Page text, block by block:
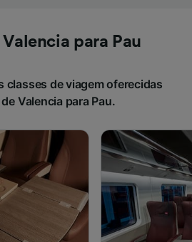
para Pau
classes de viagem oferecidas
Valencia para Pau.